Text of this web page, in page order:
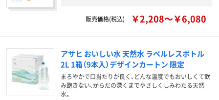
販売価格(税込) ￥2,208～￥6,080
アサヒ おいしい水 天然水 ラベルレスボトル
2L 1箱（9本入）デザインカートン 限定
まろやかで口当たりが良く、どんな温度でもおいしくて飲
み飽きない、からだの深くまでやさしくしみわたる天然
水。